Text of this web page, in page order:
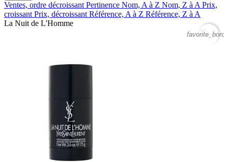
Ventes, ordre décroissant Pertinence Nom, A à Z Nom, Z à A Prix,
croissant Prix, décroissant Référence, A à Z Référence, Z à A
La Nuit de L'Homme